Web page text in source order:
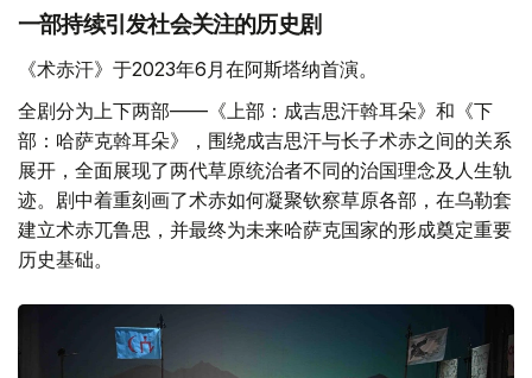
一部持续引发社会关注的历史剧
《术赤汗》于2023年6月在阿斯塔纳首演。
全剧分为上下两部——《上部：成吉思汗斡耳朵》和《下
部：哈萨克斡耳朵》，围绕成吉思汗与长子术赤之间的关系
展开，全面展现了两代草原统治者不同的治国理念及人生轨
迹。剧中着重刻画了术赤如何凝聚钦察草原各部，在乌勒套
建立术赤兀鲁思，并最终为未来哈萨克国家的形成奠定重要
历史基础。